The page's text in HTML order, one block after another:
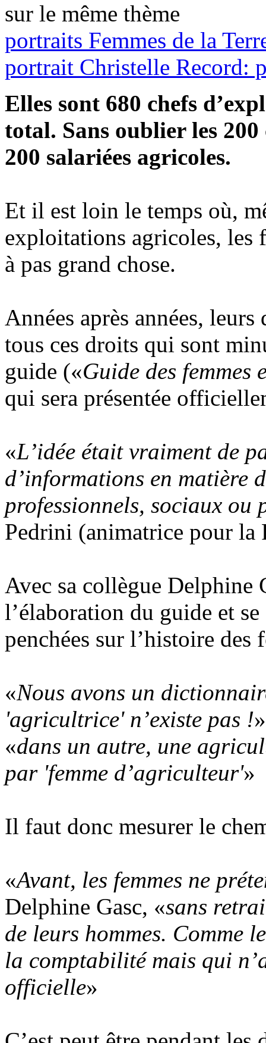
sur le même thème
portraits Femmes de la
portrait Christelle Record:
Elles sont 680 chefs
total. Sans oublier les
200 salariées agricoles.
Et il est loin le temps où,
exploitations agricoles, les
à pas grand chose.
Années après années,
tous ces droits qui sont
guide («Guide des femmes
qui sera présentée
«L’idée était vraiment de
d’informations en matière
professionnels, sociaux ou
Pedrini (animatrice pour la
Avec sa collègue Delphine
l’élaboration du guide et
penchées sur l’histoire des
«Nous avons un
'agricultrice' n’existe pas !
«dans un autre, une
par 'femme d’agriculteur'»
Il faut donc mesurer le
«Avant, les femmes ne
Delphine Gasc, «sans
de leurs hommes. Comme
la comptabilité mais qui
officielle»